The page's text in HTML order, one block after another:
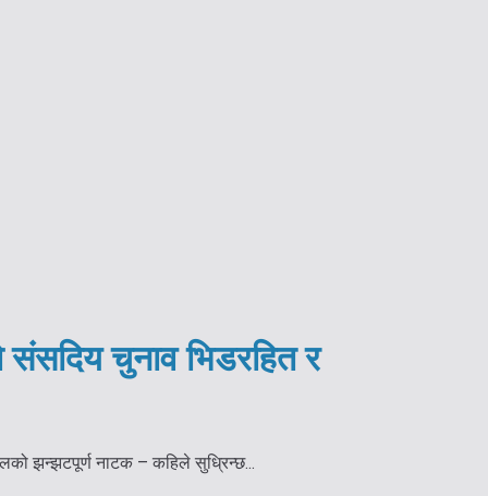
चुनाव भिडरहित र
झन्झटपूर्ण नाटक – कहिले सुध्रिन्छ...